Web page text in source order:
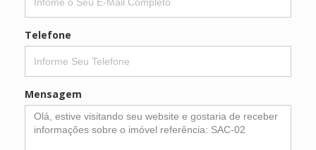
Telefone
Mensagem